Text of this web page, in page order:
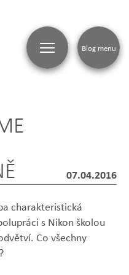
07.04.2016
charakteristická
s Nikon školou
Co všechny
Blog menu